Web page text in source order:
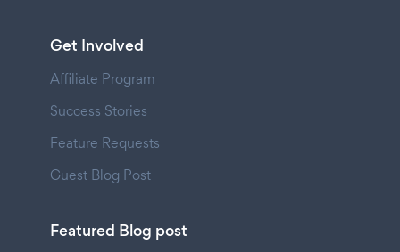
Get Involved
Affiliate Program
Success Stories
Feature Requests
Guest Blog Post
Featured Blog post